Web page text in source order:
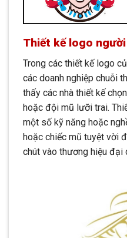
Thiết kế logo
Trong các thiết kế logo
các doanh nghiệp chuỗi
thấy các nhà thiết kế
hoặc đội mũ lưỡi trai.
một số kỹ năng hoặc
hoặc chiếc mũ tuyệt vời
chút vào thương hiệu đại